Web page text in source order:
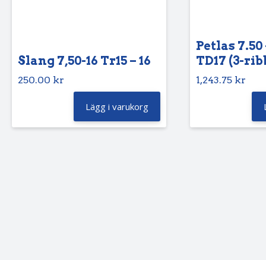
Slang 7,50-16 Tr15 – 16
250.00 kr
Lägg i varukorg
Petlas 7.50
TD17 (3-
1,243.75 kr